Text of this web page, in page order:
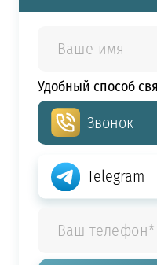
Удобный способ
Звонок
Telegram